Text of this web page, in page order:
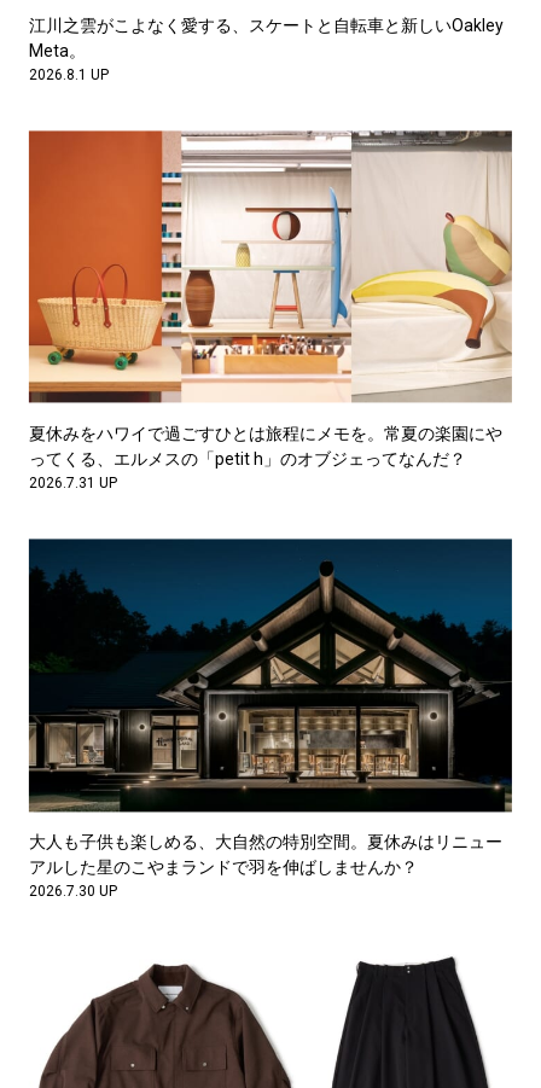
江川之雲がこよなく愛する、スケートと自転車と新しいOakley
Meta。
2026.8.1 UP
夏休みをハワイで過ごすひとは旅程にメモを。常夏の楽園にや
ってくる、エルメスの「petit h」のオブジェってなんだ？
2026.7.31 UP
大人も子供も楽しめる、大自然の特別空間。夏休みはリニュー
アルした星のこやまランドで羽を伸ばしませんか？
2026.7.30 UP